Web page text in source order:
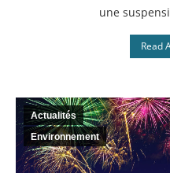
une
Read
Actualités
Environnement